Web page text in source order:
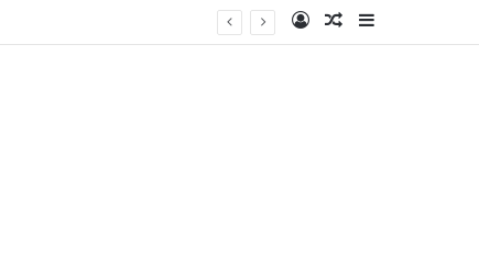
Log InRandom Article
Sidebar